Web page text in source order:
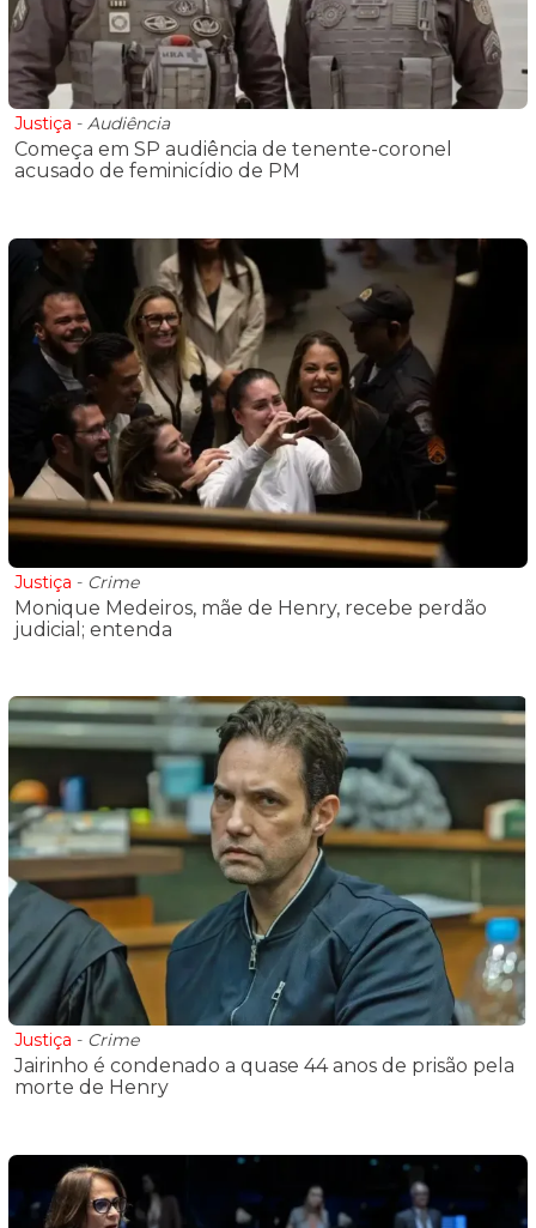
Justiça - Audiência
Começa em SP audiência de tenente-coronel
acusado de feminicídio de PM
Justiça - Crime
Monique Medeiros, mãe de Henry, recebe perdão
judicial; entenda
Justiça - Crime
Jairinho é condenado a quase 44 anos de prisão pela
morte de Henry